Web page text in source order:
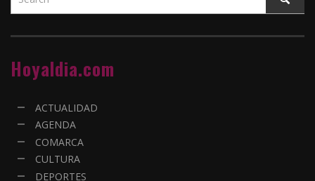
Hoyaldia.com
ACTUALIDAD
AGENDA
COMARCA
CULTURA
DEPORTES